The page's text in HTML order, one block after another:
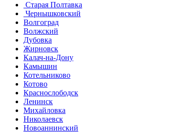
Старая Полтавка
Чернышковский
Волгоград
Волжский
Дубовка
Жирновск
Калач-на-Дону
Камышин
Котельниково
Котово
Краснослободск
Ленинск
Михайловка
Николаевск
Новоаннинский